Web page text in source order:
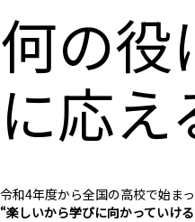
何の役
に応え
令和4年度から全国の高校で始ま
“楽しいから学びに向かっていけ